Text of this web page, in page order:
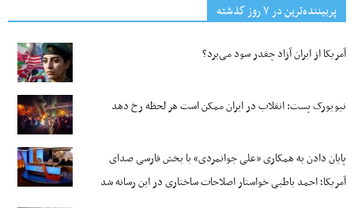
پربیننده‌ترین‌ در ۷ روز گذشته
آمریکا از ایران آزاد چقدر سود می‌برد؟
نیویورک پست: انقلاب در ایران ممکن است هر لحظه رخ دهد
پایان دادن به همکاری «علی جوانمردی» با بخش فارسی صدای
آمریکا؛ احمد باطبی خواستار اصلاحات ساختاری در این رسانه شد